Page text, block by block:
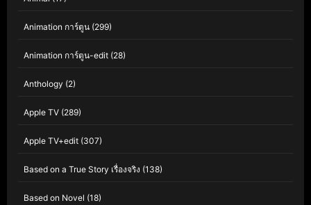
Animation การ์ตูน (299)
Animation การ์ตูน-edit (28)
Anthology (2)
Apple TV (289)
Apple TV+edit (307)
Based on a True Story เรื่องจริง (138)
Based on Novel (18)